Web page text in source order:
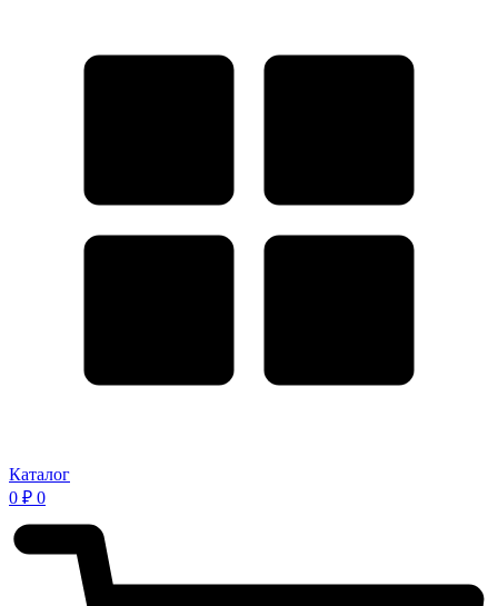
Каталог
0 ₽ 0